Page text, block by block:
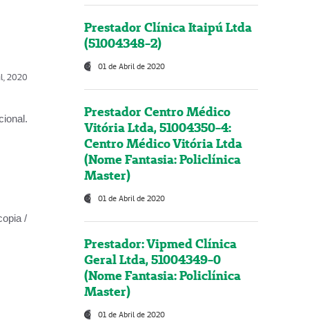
2020
/
Prestador Clínica Itaipú Ltda
(51004348-2)
01 de Abril de 2020
Prestador Centro Médico
Vitória Ltda, 51004350-4:
Centro Médico Vitória Ltda
(Nome Fantasia: Policlínica
Master)
01 de Abril de 2020
Prestador: Vipmed Clínica
Geral Ltda, 51004349-0
(Nome Fantasia: Policlínica
Master)
01 de Abril de 2020